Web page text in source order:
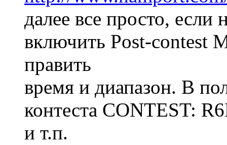
далее все просто, если
включить Post-contest
править
время и диапазон. В
контеста CONTEST:
и т.п.